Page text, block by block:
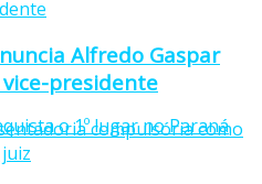
Alfredo Gaspar
presidente